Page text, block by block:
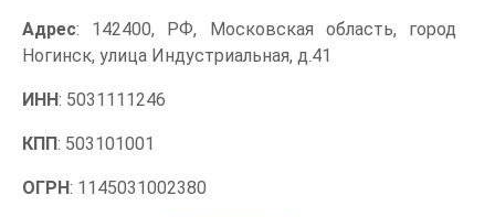
Адрес: 142400, РФ, Московская область, город
Ногинск, улица Индустриальная, д.41
ИНН: 5031111246
КПП: 503101001
ОГРН: 1145031002380